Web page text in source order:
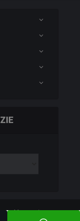
blog non è una testata